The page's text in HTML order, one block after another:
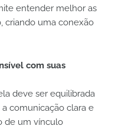
entender melhor as
criando uma conexão
com suas
deve ser equilibrada
comunicação clara e
de um vínculo